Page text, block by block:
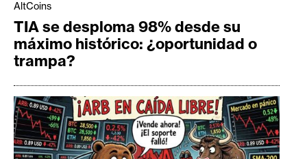
AltCoins
TIA se desploma 98% desde su
máximo histórico: ¿oportunidad o
trampa?